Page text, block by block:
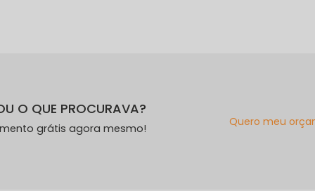
O QUE PROCURAVA?
grátis agora mesmo!
Quero meu